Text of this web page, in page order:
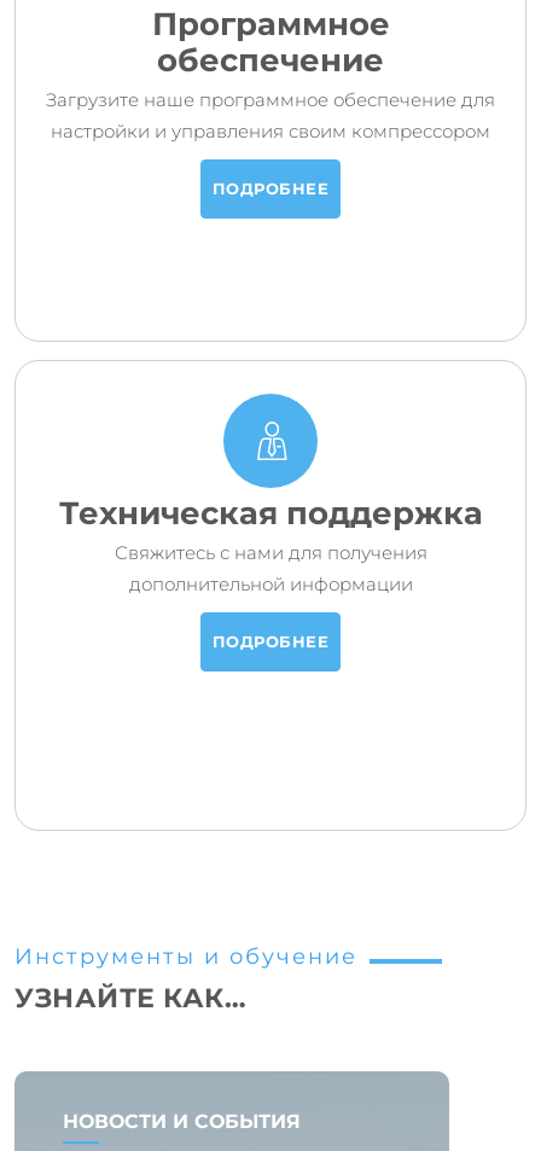
Программное
обеспечение
Загрузите наше программное обеспечение для
настройки и управления своим компрессором
ПОДРОБНЕЕ
Техническая поддержка
Свяжитесь с нами для получения
дополнительной информации
ПОДРОБНЕЕ
Инструменты и обучение
УЗНАЙТЕ КАК…
НОВОСТИ И СОБЫТИЯ